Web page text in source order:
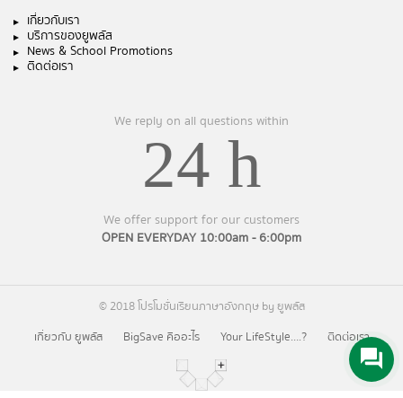
เกี่ยวกับเรา
บริการของยูพลัส
News & School Promotions
ติดต่อเรา
We reply on all questions within
24 h
We offer support for our customers
OPEN EVERYDAY 10:00am - 6:00pm
© 2018 โปรโมชั่นเรียนภาษาอังกฤษ by ยูพลัส
เกี่ยวกับ ยูพลัส
BigSave คืออะไร Your LifeStyle….? ติดต่อเรา